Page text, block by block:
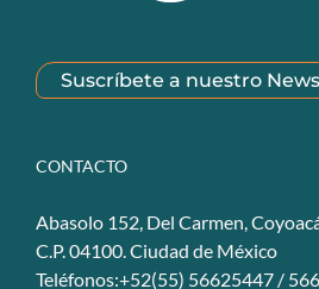
Suscríbete a nuestro
CONTACTO
Abasolo 152, Del Carmen,
C.P. 04100. Ciudad de México
Teléfonos:+52(55) 56625447 /